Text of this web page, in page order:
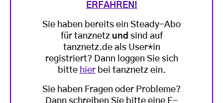
ERFAHREN!
Sie haben bereits ein Steady-Abo
für tanznetz und sind auf
tanznetz.de als User*in
registriert? Dann loggen Sie sich
bitte hierbei tanznetz ein.
Sie haben Fragen oder Probleme?
Dann schreiben Sie bitte eine E-